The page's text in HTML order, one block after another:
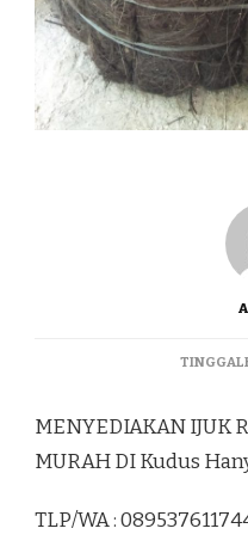
MENYEDIAKAN IJUK
MURAH DI Kudus
TLP/WA :